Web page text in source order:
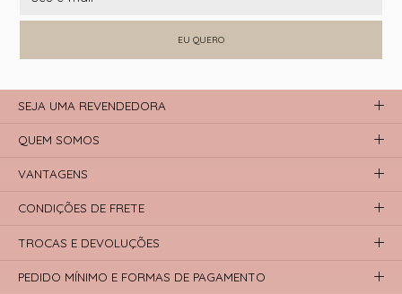
EU QUERO
SEJA UMA REVENDEDORA
QUEM SOMOS
VANTAGENS
CONDIÇÕES DE FRETE
TROCAS E DEVOLUÇÕES
PEDIDO MÍNIMO E FORMAS DE PAGAMENTO